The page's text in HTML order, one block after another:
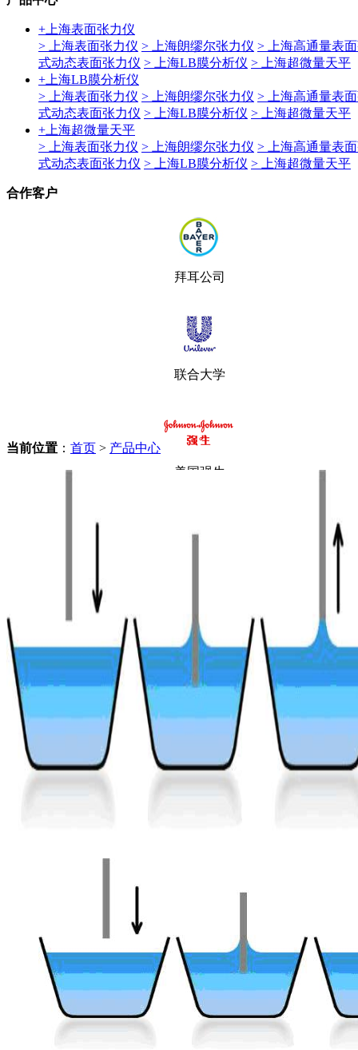
+ 上海表面张力仪
> 上海表面张力仪 > 上海朗缪尔张力仪 > 上海高通量表
式动态表面张力仪 > 上海LB膜分析仪 > 上海超微量天平
+ 上海LB膜分析仪
> 上海表面张力仪 > 上海朗缪尔张力仪 > 上海高通量表
式动态表面张力仪 > 上海LB膜分析仪 > 上海超微量天平
+ 上海超微量天平
> 上海表面张力仪 > 上海朗缪尔张力仪 > 上海高通量表
式动态表面张力仪 > 上海LB膜分析仪 > 上海超微量天平
合作客户
拜耳公司
联合大学
美国强生
当前位置 ： 首页 > 产品中心